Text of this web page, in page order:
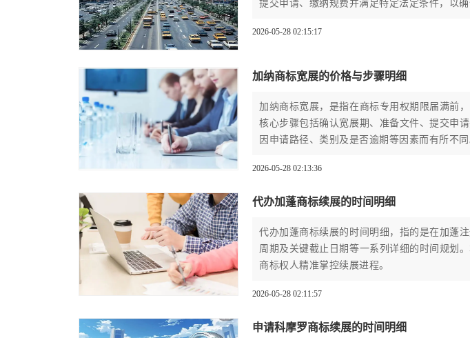
提交申请、缴纳规费并满足特定法定条件，以确
2026-05-28 02:15:17
加纳商标宽展的价格与步骤明细
加纳商标宽展，是指在商标专用权期限届满前
核心步骤包括确认宽展期、准备文件、提交申
因申请路径、类别及是否逾期等因素而有所不同
2026-05-28 02:13:36
代办加蓬商标续展的时间明细
代办加蓬商标续展的时间明细，指的是在加蓬
周期及关键截止日期等一系列详细的时间规划
商标权人精准掌控续展进程。
2026-05-28 02:11:57
申请科摩罗商标续展的时间明细